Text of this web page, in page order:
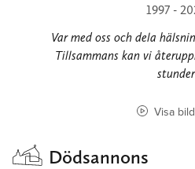
1997 -
Var med oss och dela
Tillsammans kan vi
stunder
Visa
Dödsannons